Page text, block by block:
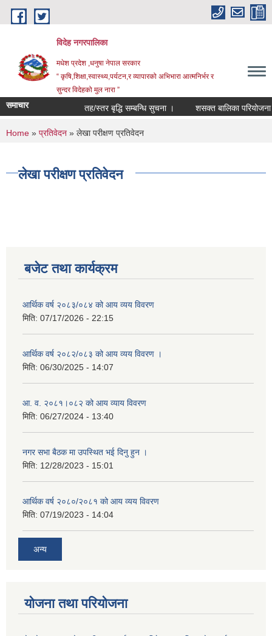
Skip to main content
विदेह नगरपालिका
मधेश प्रदेश ,धनुषा नेपाल सरकार
“ कृषि,शिक्षा,स्वास्थ्य,पर्यटन,र व्यापारको अभिभारा आत्मनिर्भर र
सुन्दर विदेहको मुल नारा ”
समाचार तह/स्तर बृद्धि सम्बन्धि सुचना । शसक्त बालिका
You are here
Home » प्रतिवेदन » लेखा परीक्षण प्रतिवेदन
लेखा परीक्षण प्रतिवेदन
बजेट तथा कार्यक्रम
आर्थिक वर्ष २०८३/०८४ को आय व्यय विवरण
मिति: 07/17/2026 - 22:15
आर्थिक वर्ष २०८२/०८३ को आय व्यय विवरण ।
मिति: 06/30/2025 - 14:07
आ. व. २०८१।०८२ को आय व्याय विवरण
मिति: 06/27/2024 - 13:40
नगर सभा बैठक मा उपस्थित भई दिनु हुन ।
मिति: 12/28/2023 - 15:01
आर्थिक वर्ष २०८०/२०८१ को आय व्यय विवरण
मिति: 07/19/2023 - 14:04
अन्य
योजना तथा परियोजना